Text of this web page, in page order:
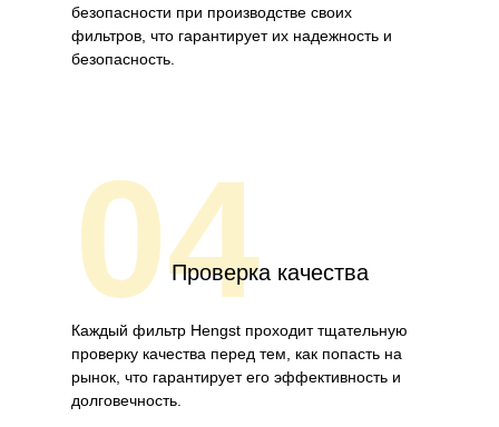
безопасности при производстве своих
фильтров, что гарантирует их надежность и
безопасность.
04Проверка качества
Каждый фильтр Hengst проходит тщательную
проверку качества перед тем, как попасть на
рынок, что гарантирует его эффективность и
долговечность.